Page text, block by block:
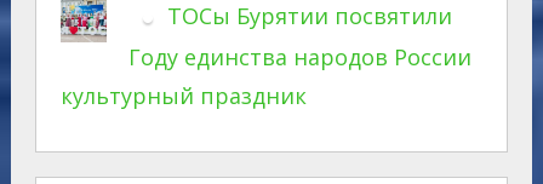
ТОСы Бурятии посвятили
Году единства народов России
культурный праздник